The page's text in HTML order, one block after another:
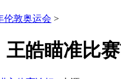
伦敦奥运会 >
皓瞄准比